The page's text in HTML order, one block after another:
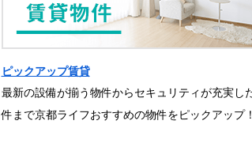
ピックアップ賃貸
最新の設備が揃う物件からセキュリティが充実し
件まで京都ライフおすすめの物件をピックアップ！